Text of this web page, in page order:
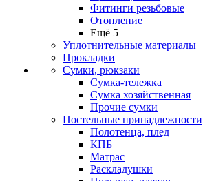
Фитинги резьбовые
Отопление
Ещё 5
Уплотнительные материалы
Прокладки
Сумки, рюкзаки
Сумка-тележка
Сумка хозяйственная
Прочие сумки
Постельные принадлежности
Полотенца, плед
КПБ
Матрас
Раскладушки